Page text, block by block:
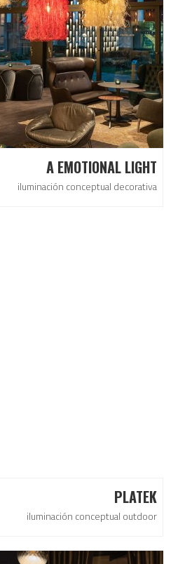
A EMOTIONAL LIGHT
iluminación conceptual decorativa
PLATEK
iluminación conceptual outdoor